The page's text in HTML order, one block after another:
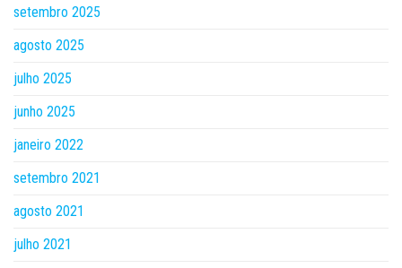
setembro 2025
agosto 2025
julho 2025
junho 2025
janeiro 2022
setembro 2021
agosto 2021
julho 2021